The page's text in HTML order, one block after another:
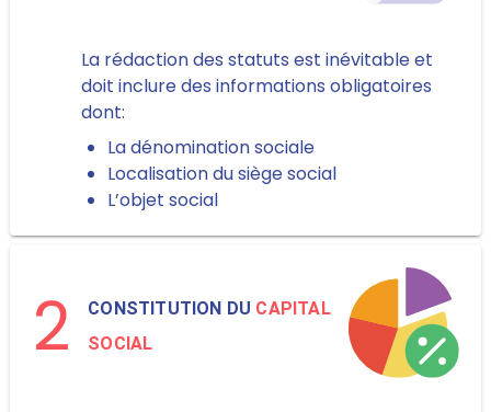
La rédaction des statuts est inévitable et
doit inclure des informations obligatoires
dont:
La dénomination sociale
Localisation du siège social
L’objet social
2 CONSTITUTION DU CAPITAL
SOCIAL